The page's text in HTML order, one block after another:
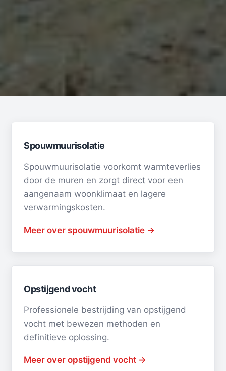
Spouwmuurisolatie
Spouwmuurisolatie voorkomt warmteverlies
door de muren en zorgt direct voor een
aangenaam woonklimaat en lagere
verwarmingskosten.
Meer over spouwmuurisolatie →
Opstijgend vocht
Professionele bestrijding van opstijgend
vocht met bewezen methoden en
definitieve oplossing.
Meer over opstijgend vocht →